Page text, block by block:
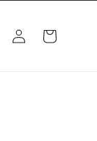
Accedi Carrello